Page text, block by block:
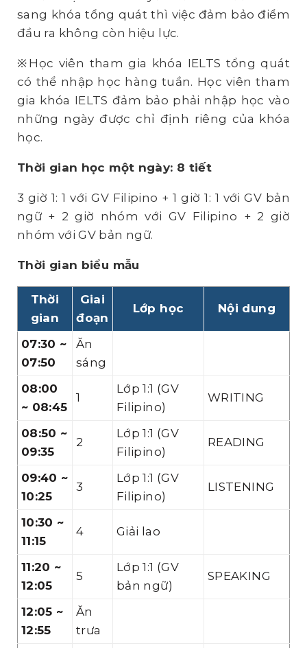
sang khóa tổng quát thì việc đảm bảo điểm
đầu ra không còn hiệu lực.
※Học viên tham gia khóa IELTS tổng quát
có thể nhập học hàng tuần. Học viên tham
gia khóa IELTS đảm bảo phải nhập học vào
những ngày được chỉ định riêng của khóa
học.
Thời gian học một ngày: 8 tiết
3 giờ 1: 1 với GV Filipino + 1 giờ 1: 1 với GV bản
ngữ + 2 giờ nhóm với GV Filipino + 2 giờ
nhóm với GV bản ngữ.
Thời gian biểu mẫu
Thời
gian
Giai
đoạn
Lớp học Nội dung
07:30 ~
07:50
Ăn
sáng
08:00
~ 08:45
1
Lớp 1:1 (GV
Filipino)
WRITING
08:50 ~
09:35
2
Lớp 1:1 (GV
Filipino)
READING
09:40 ~
10:25
3
Lớp 1:1 (GV
Filipino)
LISTENING
10:30 ~
11:15
4 Giải lao
11:20 ~
12:05
5
Lớp 1:1 (GV
bản ngữ)
SPEAKING
12:05 ~
12:55
Ăn
trưa